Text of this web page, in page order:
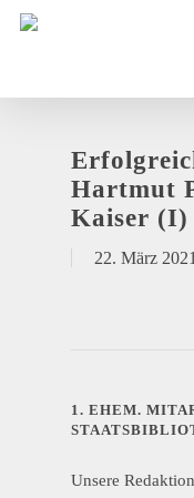
Hartmut
Kaiser (I)
22. März 2021
1. EHEM.
Unsere